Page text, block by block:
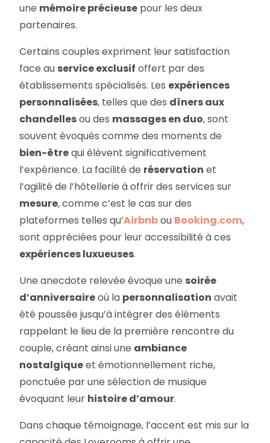
une mémoire précieuse pour les deux
partenaires.
Certains couples expriment leur satisfaction
face au service exclusif offert par des
établissements spécialisés. Les expériences
personnalisées, telles que des dîners aux
chandellesou des massages en duo, sont
souvent évoqués comme des moments de
bien-êtrequi élèvent significativement
l’expérience. La facilité de réservation et
l’agilité de l’hôtellerie à offrir des services sur
mesure, comme c’est le cas sur des
plateformes telles qu’Airbnbou Booking.com,
sont appréciées pour leur accessibilité à ces
expériences luxueuses.
Une anecdote relevée évoque une soirée
d’anniversaireoù la personnalisation avait
été poussée jusqu’à intégrer des éléments
rappelant le lieu de la première rencontre du
couple, créant ainsi une ambiance
nostalgiqueet émotionnellement riche,
ponctuée par une sélection de musique
évoquant leur histoire d’amour.
Dans chaque témoignage, l’accent est mis sur la